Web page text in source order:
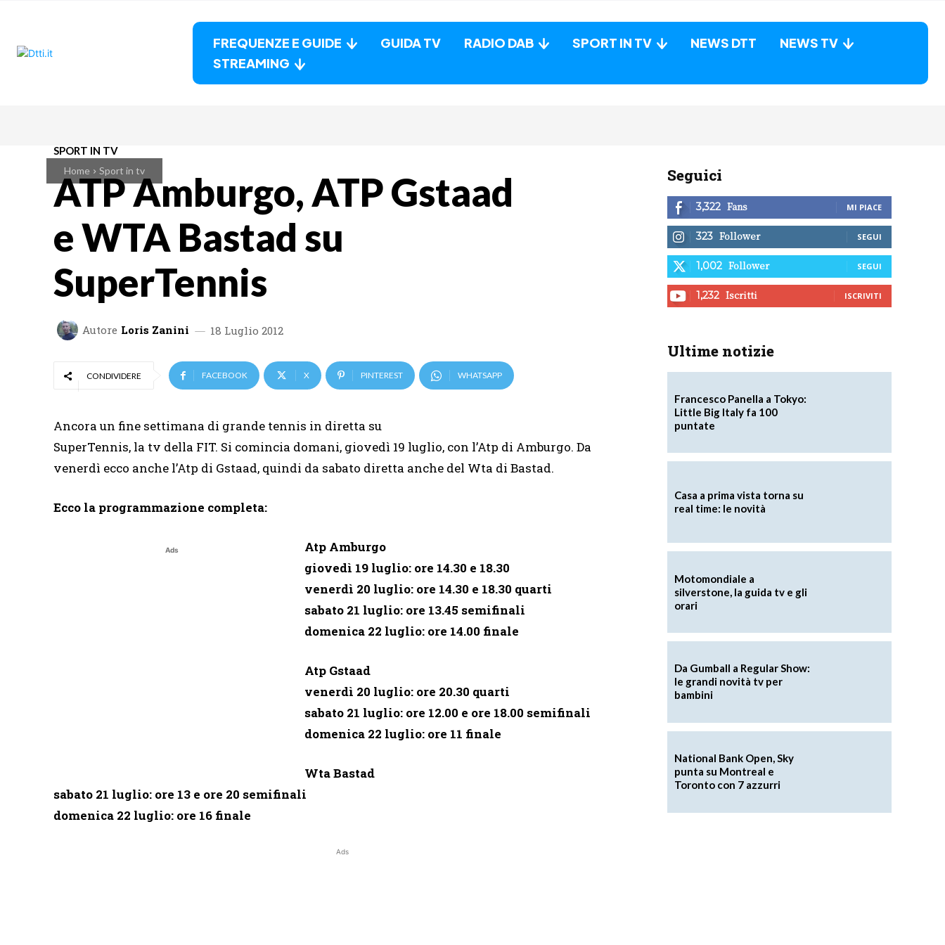
FREQUENZE E GUIDE GUIDA TV RADIO DAB SPORT IN TV NEWS DTT
NEWS TV
STREAMING
Home Sport in tv
SPORT IN TV
ATP Amburgo, ATP Gstaad
e WTA Bastad su
SuperTennis
Autore Loris Zanini 18 Luglio 2012
CONDIVIDERE FACEBOOK X PINTEREST WHATSAPP
Ancora un fine settimana di grande tennis in diretta su
SuperTennis, la tv della FIT. Si comincia domani, giovedì 19 luglio, con l’Atp di Amburgo. Da
venerdì ecco anche l’Atp di Gstaad, quindi da sabato diretta anche del Wta di Bastad.
Ecco la programmazione completa:
Ads
Atp Amburgo
giovedì 19 luglio: ore 14.30 e 18.30
venerdì 20 luglio: ore 14.30 e 18.30 quarti
sabato 21 luglio: ore 13.45 semifinali
domenica 22 luglio: ore 14.00 finale
Atp Gstaad
venerdì 20 luglio: ore 20.30 quarti
sabato 21 luglio: ore 12.00 e ore 18.00 semifinali
domenica 22 luglio: ore 11 finale
Wta Bastad
sabato 21 luglio: ore 13 e ore 20 semifinali
domenica 22 luglio: ore 16 finale
Ads
Seguici
3,322 Fans MI PIACE
323 Follower SEGUI
1,002 Follower SEGUI
1,232 Iscritti ISCRIVITI
Ultime notizie
Francesco Panella a Tokyo:
Little Big Italy fa 100
puntate
Casa a prima vista torna su
real time: le novità
Motomondiale a
silverstone, la guida tv e gli
orari
Da Gumball a Regular Show:
le grandi novità tv per
bambini
National Bank Open, Sky
punta su Montreal e
Toronto con 7 azzurri